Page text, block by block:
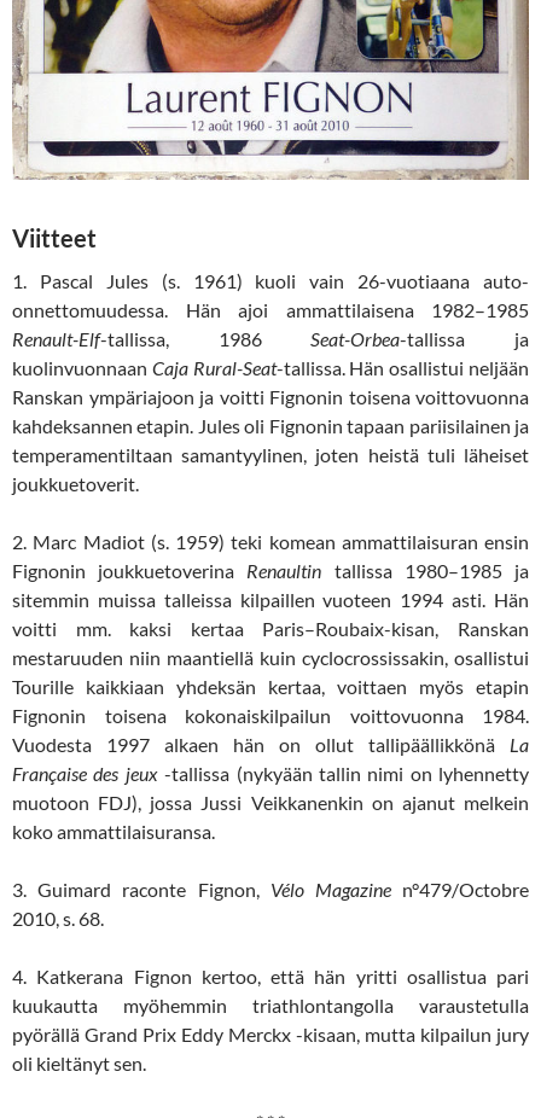
Viitteet
1. Pascal Jules (s. 1961) kuoli vain 26-vuotiaana auto-
onnettomuudessa. Hän ajoi ammattilaisena 1982–1985
Renault-Elf-tallissa, 1986Seat-Orbea-tallissa ja
kuolinvuonnaan Caja Rural-Seat-tallissa. Hän osallistui neljään
Ranskan ympäriajoon ja voitti Fignonin toisena voittovuonna
kahdeksannen etapin. Jules oli Fignonin tapaan pariisilainen ja
temperamentiltaan samantyylinen, joten heistä tuli läheiset
joukkuetoverit.
2. Marc Madiot (s. 1959) teki komean ammattilaisuran ensin
Fignonin joukkuetoverina Renaultin tallissa 1980–1985 ja
sitemmin muissa talleissa kilpaillen vuoteen 1994 asti. Hän
voitti mm. kaksi kertaa Paris–Roubaix-kisan, Ranskan
mestaruuden niin maantiellä kuin cyclocrossissakin, osallistui
Tourille kaikkiaan yhdeksän kertaa, voittaen myös etapin
Fignonin toisena kokonaiskilpailun voittovuonna 1984.
Vuodesta 1997 alkaen hän on ollut tallipäällikkönä La
Française des jeux-tallissa (nykyään tallin nimi on lyhennetty
muotoon FDJ), jossa Jussi Veikkanenkin on ajanut melkein
koko ammattilaisuransa.
3. Guimard raconte Fignon, Vélo Magazinen°479/Octobre
2010, s. 68.
4. Katkerana Fignon kertoo, että hän yritti osallistua pari
kuukautta myöhemmin triathlontangolla varaustetulla
pyörällä Grand Prix Eddy Merckx -kisaan, mutta kilpailun jury
oli kieltänyt sen.